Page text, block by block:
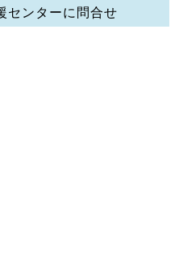
センターに問合せ